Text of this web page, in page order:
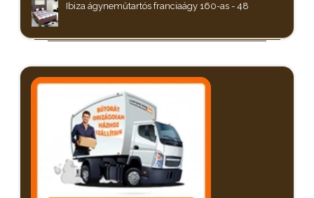
Ibiza ágyneműtartós franciaágy 160-as - 48